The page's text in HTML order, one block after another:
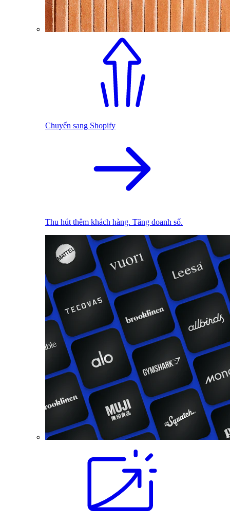
Chuyển sang Shopify
Thu hút thêm khách hàng. Tăng doanh số.